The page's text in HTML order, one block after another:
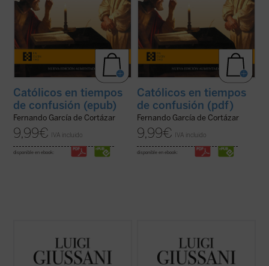
Católicos en tiempos
de confusión (epub)
Fernando García de Cortázar
9,99€ IVA incluido
disponible en ebook:
Católicos en tiempos
de confusión (pdf)
Fernando García de Cortázar
9,99€ IVA incluido
disponible en ebook:
de don Luigi Giussani en los Ejercicios
espirituales de la Fraternidad de Comunión
y Liberación celebrados entre 1985 y 1987
y los diálogos que éstas suscitaron.
de don Luigi Giussani en los Ejercicios
espirituales de la Fraternidad de Comunión
y Liberación celebrados entre 1985 y 1987
y los diálogos que éstas suscitaron.